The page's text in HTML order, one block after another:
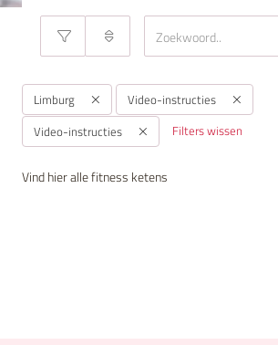
Limburg
Video-instructies
Video-instructies
Filters wissen
Vind hier alle fitness ketens